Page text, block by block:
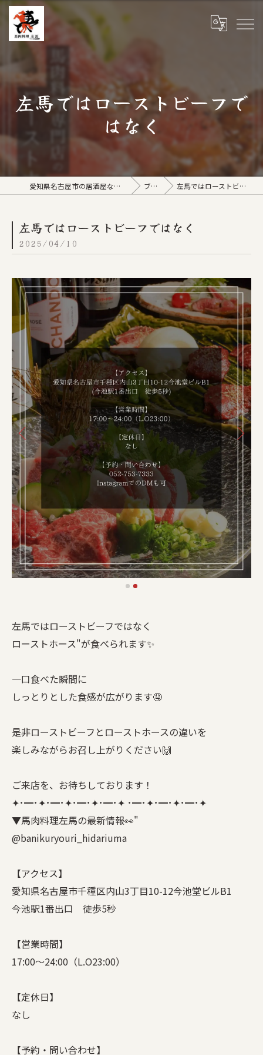
左馬ではローストビーフで
はなく
愛知県名古屋市の居酒屋なら馬肉料理 左馬 ブログ 左馬ではローストビーフではなく
左馬ではローストビーフではなく
2025/04/10
左馬ではローストビーフではなく
ローストホース"が食べられます✨
一口食べた瞬間に
しっとりとした食感が広がります🤤
是非ローストビーフとローストホースの違いを
楽しみながらお召し上がりください🙌
ご来店を、お待ちしております！
✦･━･✦･━･✦･━･✦･━･✦ ･━･✦･━･✦･━･✦
▼馬肉料理左馬の最新情報👀"
@banikuryouri_hidariuma
【アクセス】
愛知県名古屋市千種区内山3丁目10-12今池堂ビルB1
今池駅1番出口 徒歩5秒
【営業時間】
17:00〜24:00（L.O23:00）
【定休日】
なし
【予約・問い合わせ】